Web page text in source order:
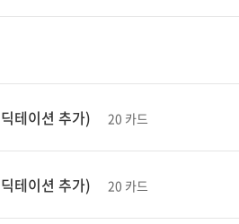
테이션 추가) 20 카드
테이션 추가) 20 카드